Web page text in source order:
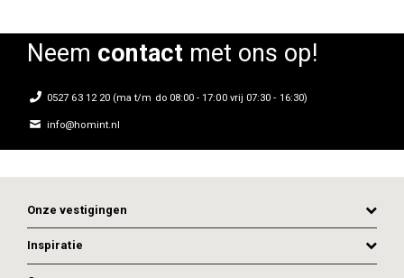
Neem contactmet ons op!
0527 63 12 20 (ma t/m do 08:00 - 17:00 vrij 07:30 - 16:30)
info@homint.nl
Onze vestigingen
Inspiratie